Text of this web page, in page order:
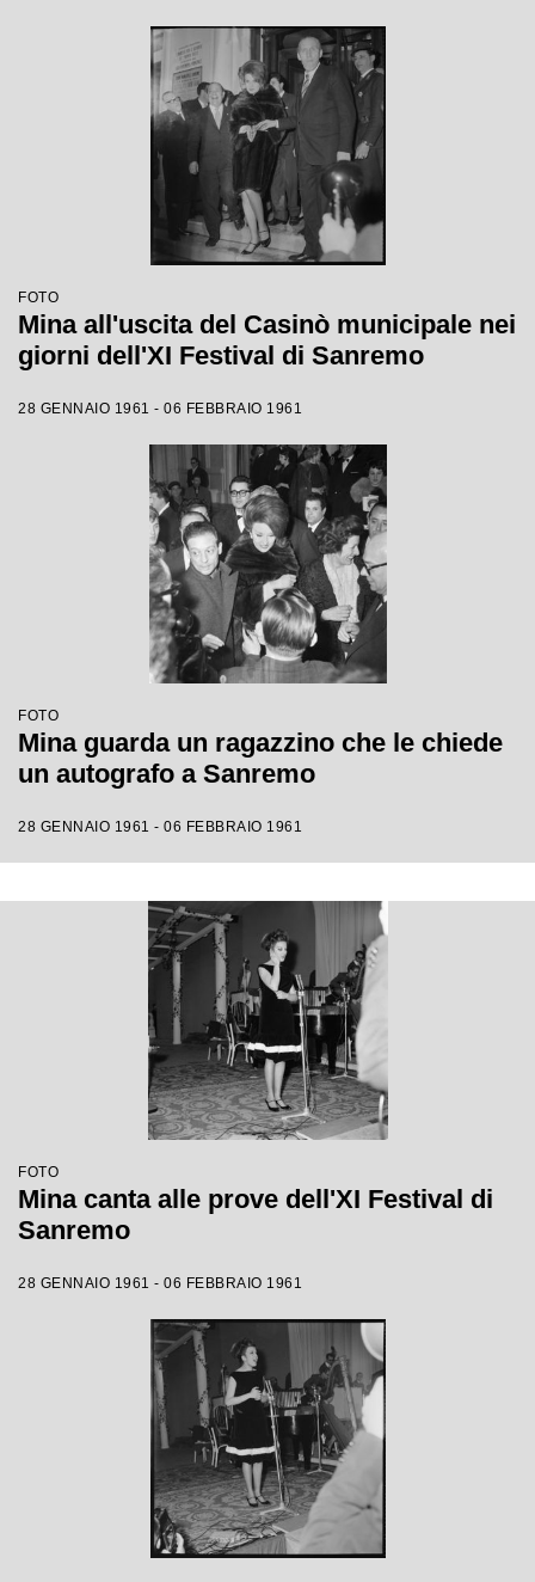
FOTO
Mina all'uscita del Casinò municipale nei
giorni dell'XI Festival di Sanremo
28 GENNAIO 1961 - 06 FEBBRAIO 1961
FOTO
Mina guarda un ragazzino che le chiede
un autografo a Sanremo
28 GENNAIO 1961 - 06 FEBBRAIO 1961
FOTO
Mina canta alle prove dell'XI Festival di
Sanremo
28 GENNAIO 1961 - 06 FEBBRAIO 1961